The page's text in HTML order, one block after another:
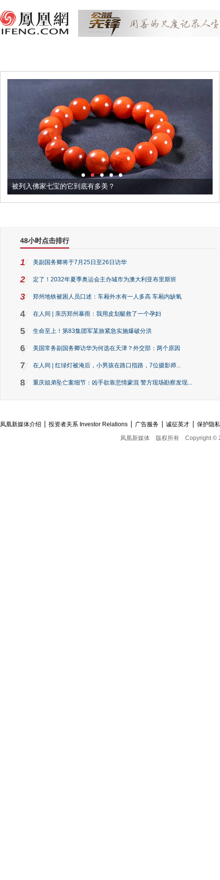
被列入佛家七宝的它到底有多美？
48小时点击排行
1 美副国务卿将于7月25日至26日访华
2 定了！2032年夏季奥运会主办城市为澳大利亚布里斯班
3 郑州地铁被困人员口述：车厢外水有一人多高 车厢内缺氧
4 在人间 | 亲历郑州暴雨：我用皮划艇救了一个孕妇
5 生命至上！第83集团军某旅紧急实施爆破分洪
6 美国常务副国务卿访华为何选在天津？外交部：两个原因
7 在人间 | 红绿灯被淹后，小男孩在路口指路，7位摄影师...
8 重庆姐弟坠亡案细节：凶手欲靠悲情蒙混 警方现场勘察发现...
凤凰新媒体介绍 投资者关系 Investor Relations 广告服务 诚征英才
保护隐
凤凰新媒体
版权所有 Copyright ©